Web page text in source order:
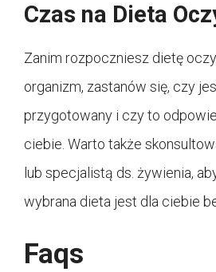
Czas na Dieta
Zanim rozpoczniesz dietę
organizm, zastanów się, czy
przygotowany i czy to
ciebie. Warto także
lub specjalistą ds. żywienia,
wybrana dieta jest dla ciebie
Faqs